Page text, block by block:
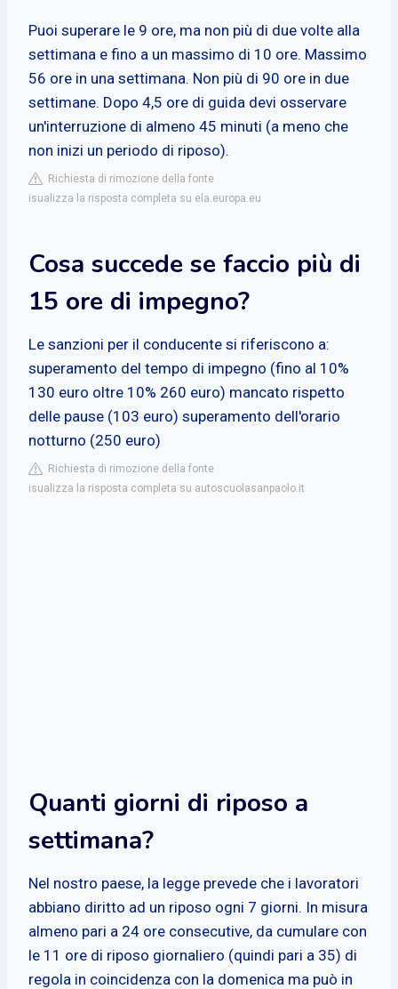
Puoi superare le 9 ore, ma non più di due volte alla
settimana e fino a un massimo di 10 ore. Massimo
56 ore in una settimana. Non più di 90 ore in due
settimane. Dopo 4,5 ore di guida devi osservare
un'interruzione di almeno 45 minuti (a meno che
non inizi un periodo di riposo).
Richiesta di rimozione della fonte
isualizza la risposta completa su ela.europa.eu
Cosa succede se faccio più di
15 ore di impegno?
Le sanzioni per il conducente si riferiscono a:
superamento del tempo di impegno (fino al 10%
130 euro oltre 10% 260 euro) mancato rispetto
delle pause (103 euro) superamento dell'orario
notturno (250 euro)
Richiesta di rimozione della fonte
isualizza la risposta completa su autoscuolasanpaolo.it
Quanti giorni di riposo a
settimana?
Nel nostro paese, la legge prevede che i lavoratori
abbiano diritto ad un riposo ogni 7 giorni. In misura
almeno pari a 24 ore consecutive, da cumulare con
le 11 ore di riposo giornaliero (quindi pari a 35) di
regola in coincidenza con la domenica ma può in